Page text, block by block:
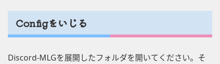
Configをいじる
Discord-MLGを展開したフォルダを開いてください。そ